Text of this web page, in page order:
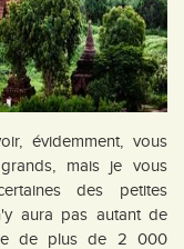
évidemment, vous
mais je vous
des petites
aura pas autant de
de plus de 2 000